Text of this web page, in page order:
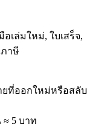
เล่มใหม่, ใบเสร็จ,
าษี
ยที่ออกใหม่หรือสลับ
5 บาท